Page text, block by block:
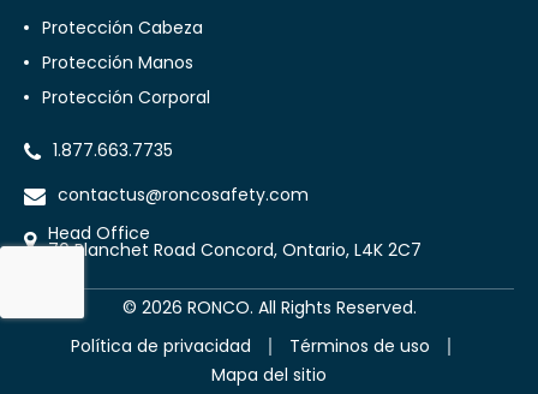
Protección Cabeza
Protección Manos
Protección Corporal
1.877.663.7735
contactus@roncosafety.com
Head Office
70 Planchet Road Concord, Ontario, L4K 2C7
© 2026 RONCO. All Rights Reserved.
Política de privacidad
Términos de uso
Mapa del sitio